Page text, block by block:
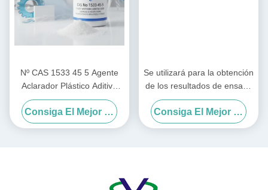
Nº CAS 1533 45 5 Agente
Aclarador Plástico Aditivo
Químico Auxiliar Utilizado
para Mejorar el Brillo y la
Superficie del Plástico en la
Consiga El Mejor Precio
Se utilizará para la obtención
de los resultados de ensayo
de la prueba.
Consiga El Mejor Precio